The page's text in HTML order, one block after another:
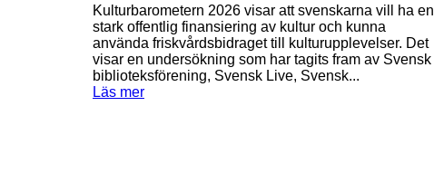
Kulturbarometern 2026 visar att svenskarna vill ha en
stark offentlig finansiering av kultur och kunna
använda friskvårdsbidraget till kulturupplevelser. Det
visar en undersökning som har tagits fram av Svensk
biblioteksförening, Svensk Live, Svensk...
Läs mer